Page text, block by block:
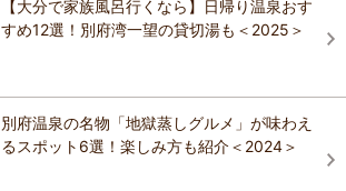
【大分で家族風呂行くなら】日帰り温泉おす
すめ12選！別府湾一望の貸切湯も＜2025＞
別府温泉の名物「地獄蒸しグルメ」が味わえ
るスポット6選！楽しみ方も紹介＜2024＞